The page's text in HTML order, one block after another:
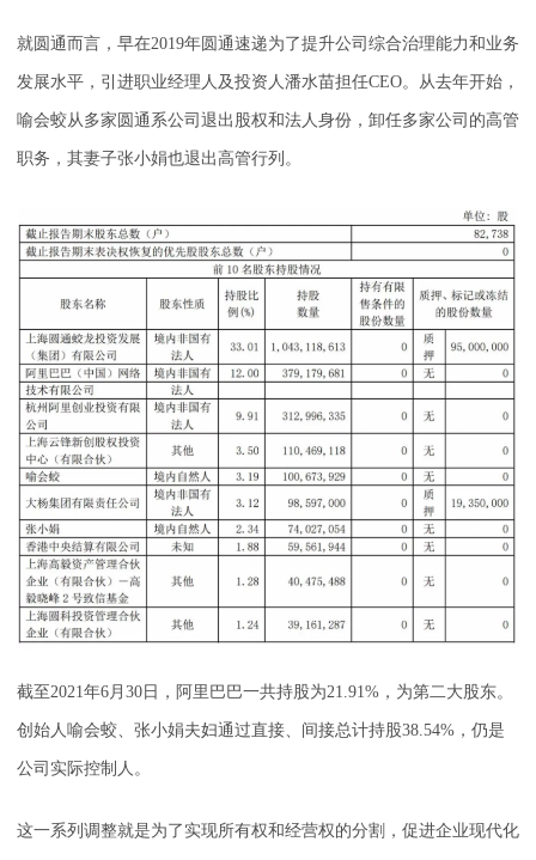
就圆通而言，早在2019年圆通速递为了提升公司综合治理能力和业务
发展水平，引进职业经理人及投资人潘水苗担任CEO。从去年开始，
喻会蛟从多家圆通系公司退出股权和法人身份，卸任多家公司的高管
职务，其妻子张小娟也退出高管行列。
截至2021年6月30日，阿里巴巴一共持股为21.91%，为第二大股东。
创始人喻会蛟、张小娟夫妇通过直接、间接总计持股38.54%，仍是
公司实际控制人。
这一系列调整就是为了实现所有权和经营权的分割，促进企业现代化